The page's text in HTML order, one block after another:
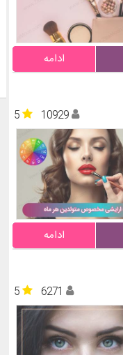
ادامه
5
10929
ادامه
5
6271